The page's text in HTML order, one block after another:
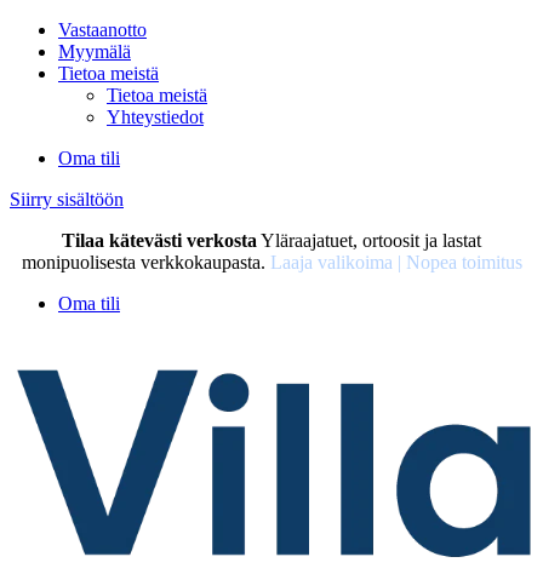
Vastaanotto
Myymälä
Tietoa meistä
Tietoa meistä
Yhteystiedot
Oma tili
Siirry sisältöön
Tilaa kätevästi verkosta Yläraajatuet, ortoosit ja lastat
monipuolisesta verkkokaupasta. Laaja valikoima | Nopea toimitus
Oma tili